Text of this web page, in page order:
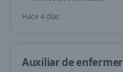
Hace 4 días
Auxiliar de